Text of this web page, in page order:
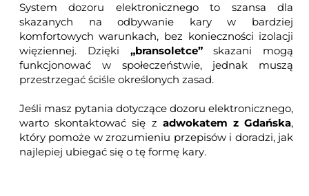
System dozoru elektronicznego to szansa dla
skazanych na odbywanie kary w bardziej
komfortowych warunkach, bez konieczności izolacji
więziennej. Dzięki „bransoletce”skazani mogą
funkcjonować w społeczeństwie, jednak muszą
przestrzegać ściśle określonych zasad.
Jeśli masz pytania dotyczące dozoru elektronicznego,
warto skontaktować się z adwokatem z Gdańska,
który pomoże w zrozumieniu przepisów i doradzi, jak
najlepiej ubiegać się o tę formę kary.